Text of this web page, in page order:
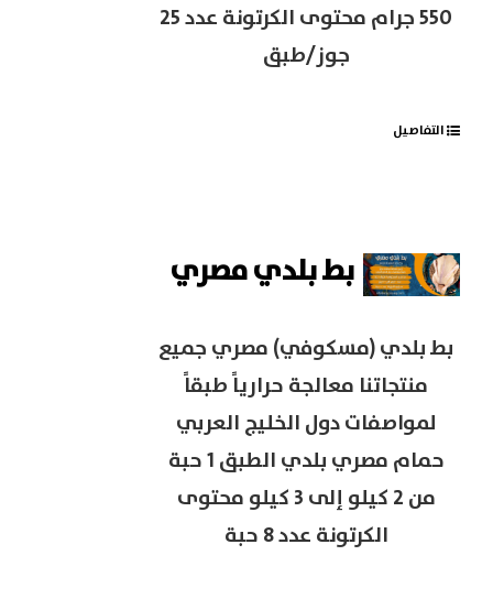
550 جرام محتوى الكرتونة عدد 25
جوز/طبق
التفاصيل
بط بلدي مصري
بط بلدي (مسكوفي) مصري جميع
منتجاتنا معالجة حرارياً طبقاً
لمواصفات دول الخليج العربي
حمام مصري بلدي الطبق 1 حبة
من 2 كيلو إلى 3 كيلو محتوى
الكرتونة عدد 8 حبة